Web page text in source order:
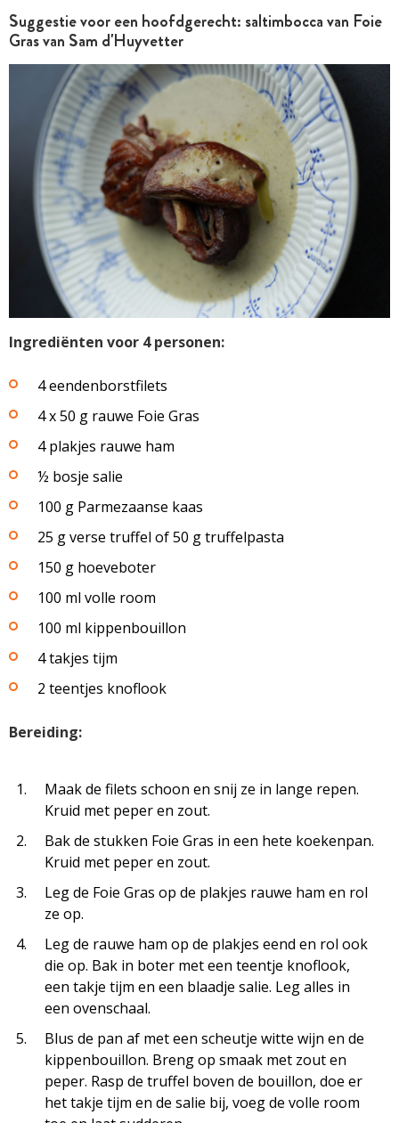
Suggestie voor een hoofdgerecht: saltimbocca van Foie
Gras van Sam d'Huyvetter
Ingrediënten voor 4 personen:
4 eendenborstfilets
4 x 50 g rauwe Foie Gras
4 plakjes rauwe ham
½ bosje salie
100 g Parmezaanse kaas
25 g verse truffel of 50 g truffelpasta
150 g hoeveboter
100 ml volle room
100 ml kippenbouillon
4 takjes tijm
2 teentjes knoflook
Bereiding:
Maak de filets schoon en snij ze in lange repen.
Kruid met peper en zout.
Bak de stukken Foie Gras in een hete koekenpan.
Kruid met peper en zout.
Leg de Foie Gras op de plakjes rauwe ham en rol
ze op.
Leg de rauwe ham op de plakjes eend en rol ook
die op. Bak in boter met een teentje knoflook,
een takje tijm en een blaadje salie. Leg alles in
een ovenschaal.
Blus de pan af met een scheutje witte wijn en de
kippenbouillon. Breng op smaak met zout en
peper. Rasp de truffel boven de bouillon, doe er
het takje tijm en de salie bij, voeg de volle room